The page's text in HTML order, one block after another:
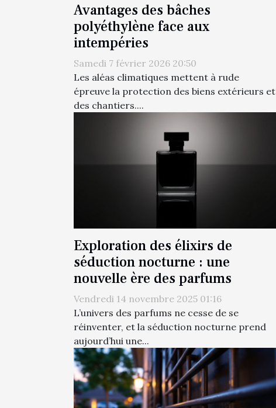
Avantages des bâches
polyéthylène face aux
intempéries
Samedi 7 février 2026 20:50
Les aléas climatiques mettent à rude
épreuve la protection des biens extérieurs et
des chantiers....
Exploration des élixirs de
séduction nocturne : une
nouvelle ère des parfums
Vendredi 14 novembre 2025 01:16
L’univers des parfums ne cesse de se
réinventer, et la séduction nocturne prend
aujourd’hui une...